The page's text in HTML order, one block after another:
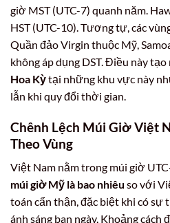
giờ MST (UTC-7) quanh năm.
HST (UTC-10). Tương tự, các
Quần đảo Virgin thuộc Mỹ,
không áp dụng DST. Điều này
Hoa Kỳtại những khu vực này
lẫn khi quy đổi thời gian.
Chênh Lệch Múi Giờ Việt
Theo Vùng
Việt Nam nằm trong múi giờ
múi giờ Mỹ là bao nhiêu so với
toán cẩn thận, đặc biệt khi có sự
ánh sáng ban ngày. Khoảng cách